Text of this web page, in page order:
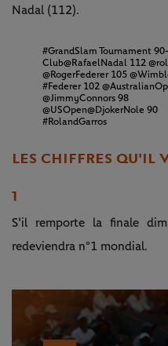
Nadal (112).
#GrandSlam Tournament
Club@RafaelNadal 112
@RogerFederer105
#Federer102
@JimmyConnors98
@USOpen@DjokerNole 90
#RolandGarros
LES CHIFFRES QU'IL
1
S'il remporte la finale
redeviendra n°1 mondial.